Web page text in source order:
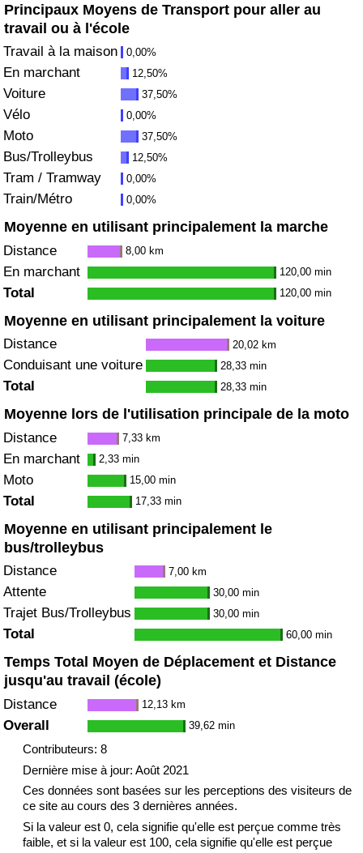
Principaux Moyens de Transport pour aller au
travail ou à l'école
Travail à la maison 0,00%
En marchant 12,50%
Voiture 37,50%
Vélo 0,00%
Moto 37,50%
Bus/Trolleybus 12,50%
Tram / Tramway 0,00%
Train/Métro 0,00%
Moyenne en utilisant principalement la marche
Distance 8,00 km
En marchant 120,00 min
Total 120,00 min
Moyenne en utilisant principalement la voiture
Distance 20,02 km
Conduisant une voiture 28,33 min
Total 28,33 min
Moyenne lors de l'utilisation principale de la moto
Distance 7,33 km
En marchant 2,33 min
Moto 15,00 min
Total 17,33 min
Moyenne en utilisant principalement le
bus/trolleybus
Distance 7,00 km
Attente 30,00 min
Trajet Bus/Trolleybus 30,00 min
Total 60,00 min
Temps Total Moyen de Déplacement et Distance
jusqu'au travail (école)
Distance 12,13 km
Overall 39,62 min
Contributeurs: 8
Dernière mise à jour: Août 2021
Ces données sont basées sur les perceptions des visiteurs de
ce site au cours des 3 dernières années.
Si la valeur est 0, cela signifie qu'elle est perçue comme très
faible, et si la valeur est 100, cela signifie qu'elle est perçue
Indice de Pollution par Pays
Trafic
Indice de Trafic
Indice de Trafic (Actuel)
Indice de Trafic par Pays